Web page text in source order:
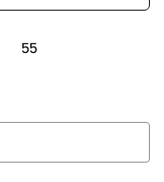
55